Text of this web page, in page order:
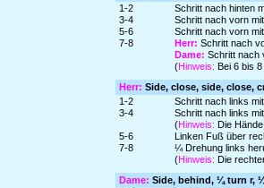
1-2
Schritt nach hinten
3-4
Schritt nach vorn
5-6
Schritt nach vorn
7-8
Herr: Schritt nach
Dame: Schritt nach
(Hinweis: Bei 6 bis
Herr: Side, close, side, close,
1-2
Schritt nach links
3-4
Schritt nach links
(Hinweis: Die
5-6
Linken Fuß über
7-8
¼ Drehung links
(Hinweis: Die
Dame: Side, behind, ¼ turn r,